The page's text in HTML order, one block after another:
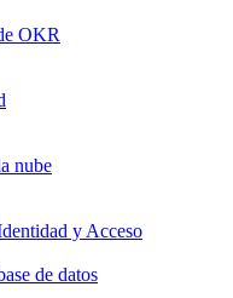
OKR
nube
y Acceso
de datos